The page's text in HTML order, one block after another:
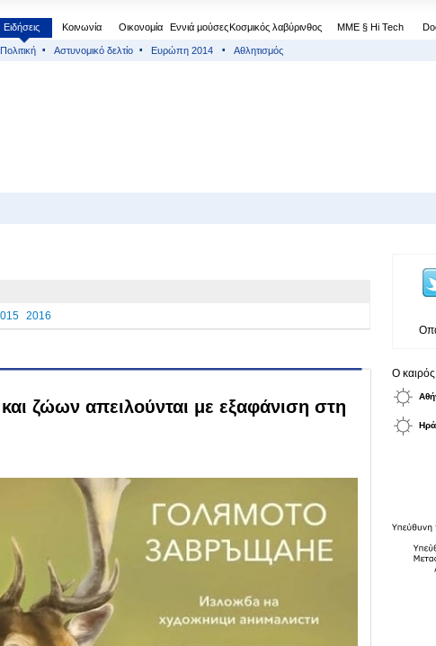
Ειδήσεις Κοινωνία Οικονομία Εννιά μούσεςΚοσμικός λαβύρινθος МΜΕ § Hi Tech
Πολιτική Αστυνομικό δελτίο Ευρώπη 2014 Αθλητισμός
2016
ζώων απειλούνται με εξαφάνιση στη
Ο καιρός